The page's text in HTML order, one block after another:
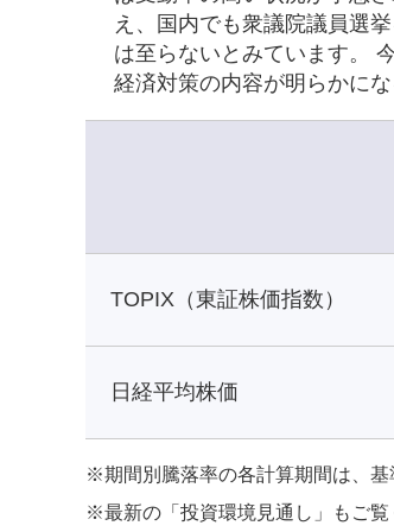
え、国内でも衆議院議員選
は至らないとみています。
経済対策の内容が明らかに
TOPIX（東証株価指数）
日経平均株価
※期間別騰落率の各計算期間は、
※最新の「投資環境見通し」もご覧